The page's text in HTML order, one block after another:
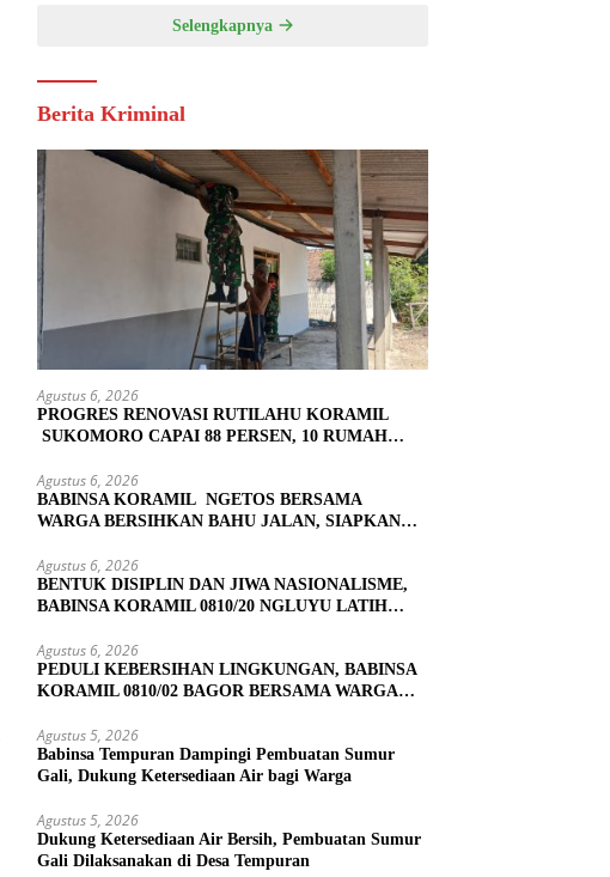
Selengkapnya
Berita Kriminal
Agustus 6, 2026
PROGRES RENOVASI RUTILAHU KORAMIL
SUKOMORO CAPAI 88 PERSEN, 10 RUMAH
Agustus 6, 2026
BABINSA KORAMIL NGETOS BERSAMA
WARGA BERSIHKAN BAHU JALAN, SIAPKAN
Agustus 6, 2026
BENTUK DISIPLIN DAN JIWA NASIONALISME,
BABINSA KORAMIL 0810/20 NGLUYU LATIH
Agustus 6, 2026
PEDULI KEBERSIHAN LINGKUNGAN, BABINSA
KORAMIL 0810/02 BAGOR BERSAMA WARGA
Agustus 5, 2026
Babinsa Tempuran Dampingi Pembuatan Sumur
Gali, Dukung Ketersediaan Air bagi Warga
Agustus 5, 2026
Dukung Ketersediaan Air Bersih, Pembuatan Sumur
Gali Dilaksanakan di Desa Tempuran